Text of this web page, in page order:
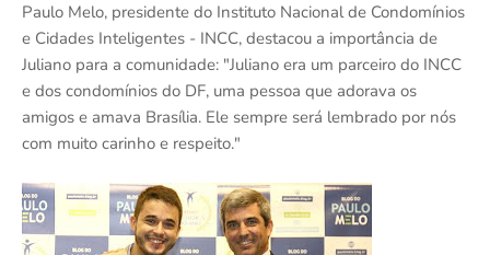
Paulo Melo, presidente do Instituto Nacional de Condomínios
e Cidades Inteligentes - INCC, destacou a importância de
Juliano para a comunidade: "Juliano era um parceiro do INCC
e dos condomínios do DF, uma pessoa que adorava os
amigos e amava Brasília. Ele sempre será lembrado por nós
com muito carinho e respeito."